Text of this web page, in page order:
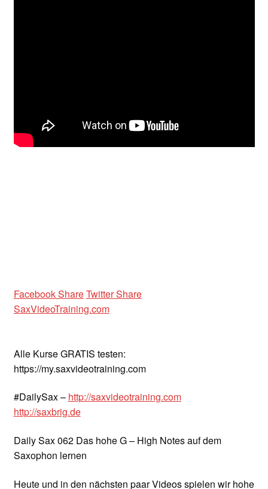
Facebook ShareTwitter Share
SaxVideoTraining.com
Alle Kurse GRATIS testen:
https://my.saxvideotraining.com
#DailySax – http://saxvideotraining.com
http://saxbrig.de
Daily Sax 062 Das hohe G – High Notes auf dem
Saxophon lernen
Heute und in den nächsten paar Videos spielen wir hohe